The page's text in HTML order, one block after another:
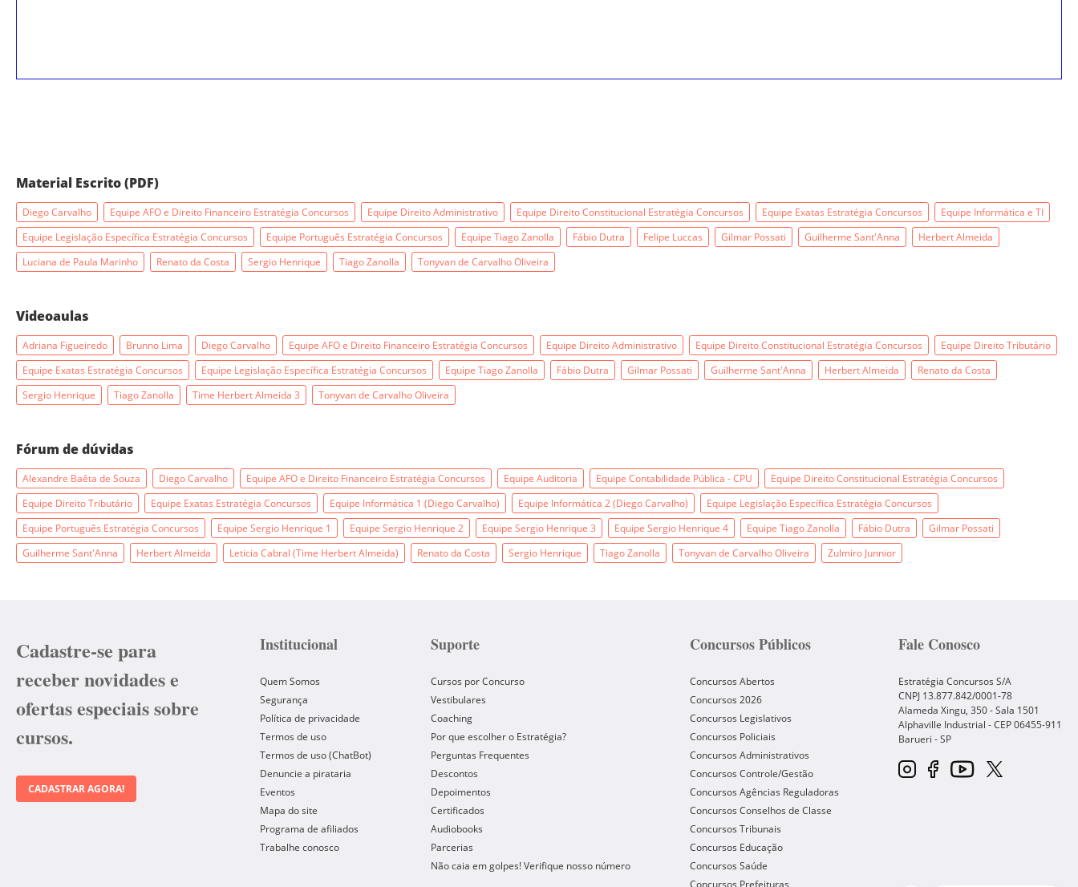
Material Escrito (PDF)
Diego Carvalho Equipe AFO e Direito Financeiro Estratégia Concursos Equipe Direito Administrativo Equipe Direito Constitucional Estratégia Concursos Equipe Exatas Estratégia Concursos
Equipe Informática e TI
Equipe Legislação Específica Estratégia Concursos
Equipe Português Estratégia Concursos Equipe Tiago Zanolla Fábio Dutra Felipe Luccas Gilmar Possati Guilherme Sant'Anna
Herbert Almeida
Luciana de Paula Marinho
Renato da Costa Sergio Henrique Tiago Zanolla Tonyvan de Carvalho Oliveira
Videoaulas
Adriana Figueiredo Brunno Lima Diego Carvalho Equipe AFO e Direito Financeiro Estratégia Concursos Equipe Direito Administrativo Equipe Direito Constitucional Estratégia Concursos
Equipe Direito Tributário
Equipe Exatas Estratégia Concursos
Equipe Legislação Específica Estratégia Concursos Equipe Tiago Zanolla Fábio Dutra Gilmar Possati Guilherme Sant'Anna Herbert Almeida
Renato da Costa
Sergio Henrique
Tiago Zanolla Time Herbert Almeida 3 Tonyvan de Carvalho Oliveira
Fórum de dúvidas
Alexandre Baêta de Souza Diego Carvalho Equipe AFO e Direito Financeiro Estratégia Concursos Equipe Auditoria Equipe Contabilidade Pública - CPU
Equipe Direito Constitucional Estratégia Concursos
Equipe Direito Tributário
Equipe Exatas Estratégia Concursos Equipe Informática 1 (Diego Carvalho) Equipe Informática 2 (Diego Carvalho)
Equipe Legislação Específica Estratégia Concursos
Equipe Português Estratégia Concursos
Equipe Sergio Henrique 1 Equipe Sergio Henrique 2 Equipe Sergio Henrique 3 Equipe Sergio Henrique 4 Equipe Tiago Zanolla Fábio Dutra
Gilmar Possati
Guilherme Sant'Anna
Herbert Almeida Leticia Cabral (Time Herbert Almeida) Renato da Costa Sergio Henrique Tiago Zanolla Tonyvan de Carvalho Oliveira Zulmiro Junnior
Cadastre-se para
receber novidades e
ofertas especiais sobre
cursos.
CADASTRAR AGORA!
Institucional
Quem Somos
Segurança
Política de privacidade
Termos de uso
Termos de uso (ChatBot)
Denuncie a pirataria
Eventos
Mapa do site
Programa de afiliados
Trabalhe conosco
Suporte
Cursos por Concurso
Vestibulares
Coaching
Por que escolher o Estratégia?
Perguntas Frequentes
Descontos
Depoimentos
Certificados
Audiobooks
Parcerias
Não caia em golpes! Verifique nosso número
Concursos Públicos
Concursos Abertos
Concursos 2026
Concursos Legislativos
Concursos Policiais
Concursos Administrativos
Concursos Controle/Gestão
Concursos Agências Reguladoras
Concursos Conselhos de Classe
Concursos Tribunais
Concursos Educação
Concursos Saúde
Concursos Prefeituras
Fale Conosco
Estratégia Concursos S/A
CNPJ 13.877.842/0001-78
Alameda Xingu, 350 - Sala 1501
Alphaville Industrial - CEP06455-911
Barueri -SP